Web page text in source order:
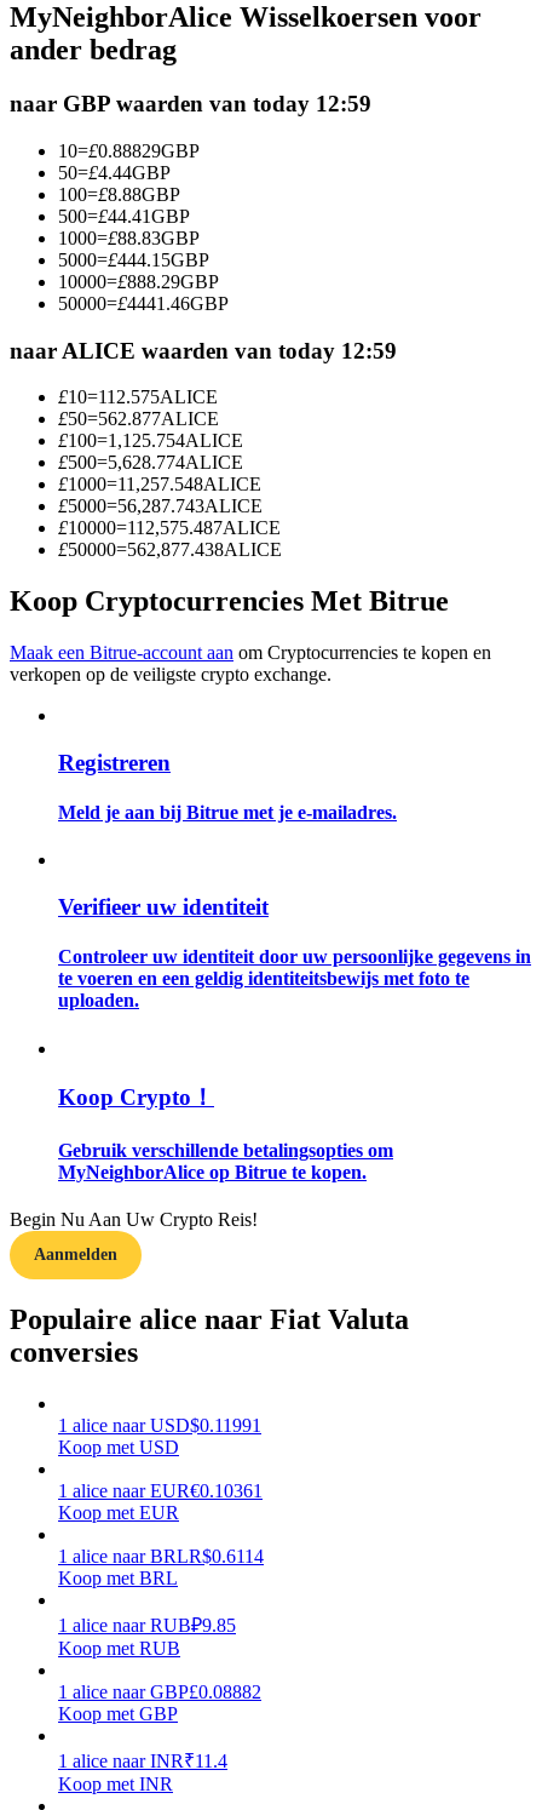
Word een Copy Trader
Geniet van winstdeling en copy trading commissies
Informatie
Big data-analyse inclusief handelsinformatie, enz.
Gids
Futures-startgids
Leer hoe u winstgevend kunt blijven
Verdienen
Macht varkentje
MyNeighborAlice Wisselkoersen voor
ander bedrag
naar GBP waarden van today 12:59
10=£0.88829GBP
50=£4.44GBP
100=£8.88GBP
500=£44.41GBP
1000=£88.83GBP
5000=£444.15GBP
10000=£888.29GBP
50000=£4441.46GBP
naar ALICE waarden van today 12:59
£10=112.575ALICE
£50=562.877ALICE
£100=1,125.754ALICE
£500=5,628.774ALICE
£1000=11,257.548ALICE
£5000=56,287.743ALICE
£10000=112,575.487ALICE
£50000=562,877.438ALICE
Koop Cryptocurrencies Met Bitrue
Maak een Bitrue-account aan om Cryptocurrencies te kopen en
verkopen op de veiligste crypto exchange.
Registreren
Meld je aan bij Bitrue met je e-mailadres.
Verifieer uw identiteit
Controleer uw identiteit door uw persoonlijke gegevens in
te voeren en een geldig identiteitsbewijs met foto te
uploaden.
Koop Crypto！
Gebruik verschillende betalingsopties om
MyNeighborAlice op Bitrue te kopen.
Begin Nu Aan Uw Crypto Reis!
Aanmelden
Populaire alice naar Fiat Valuta
conversies
1 alice naar USD$0.11991
Koop met USD
1 alice naar EUR€0.10361
Koop met EUR
1 alice naar BRLR$0.6114
Koop met BRL
1 alice naar RUB₽9.85
Koop met RUB
1 alice naar GBP£0.08882
Koop met GBP
1 alice naar INR₹11.4
Koop met INR